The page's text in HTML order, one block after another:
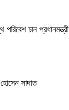
চান প্রধানমন্ত্রী
সাদাত